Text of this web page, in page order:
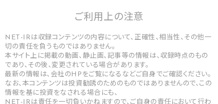
ご利用上の注意
NET-IRは収録コンテンツの内容について、正確性、相当性、その他一
切の責任を負うものではありません。
本サイト上に掲載の動画、静止画、記事等の情報は、収録時点のもの
であり、その後、変更されている場合があります。
最新の情報は、会社のHPをご覧になるなどご自身でご確認ください。
なお、本コンテンツは投資勧誘のためのものではありませんので、この
情報を基に投資をなされる場合にも、
NET-IRは責任を一切負いかねますので、ご自身の責任において行わ